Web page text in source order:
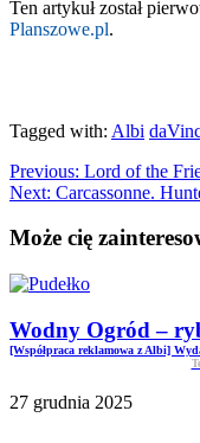
Ten artykuł został
Planszowe.pl.
Tagged with: Albi
Previous: Lord of the
Next: Carcassonne.
Może cię
Wodny Ogród –
[Współpraca reklamowa z Albi]
27 grudnia 2025